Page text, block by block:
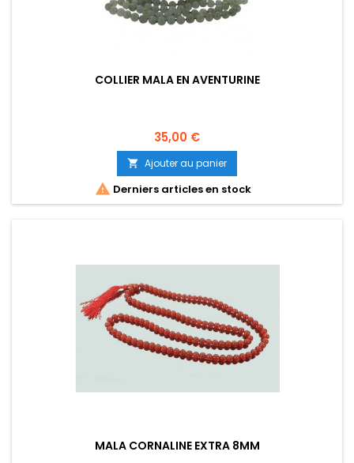
COLLIER MALA EN AVENTURINE
Prix
35,00 €
 Ajouter au panier
 Derniers articles en stock
MALA CORNALINE EXTRA 8MM